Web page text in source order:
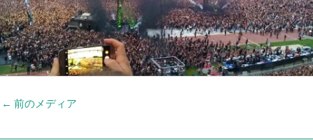
← 前のメディア